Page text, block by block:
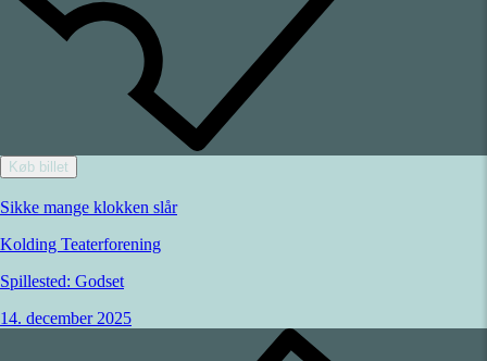
Køb billet
Sikke mange klokken slår
Kolding Teaterforening
Spillested: Godset
14. december 2025